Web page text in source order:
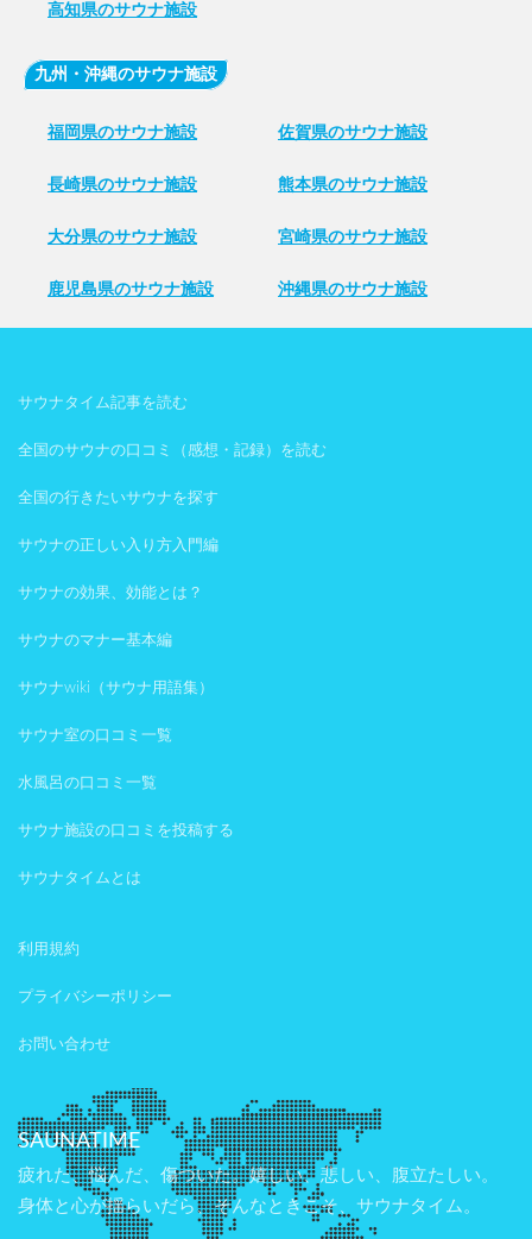
高知県のサウナ施設
九州・沖縄のサウナ施設
福岡県のサウナ施設 佐賀県のサウナ施設
長崎県のサウナ施設 熊本県のサウナ施設
大分県のサウナ施設 宮崎県のサウナ施設
鹿児島県のサウナ施設 沖縄県のサウナ施設
サウナタイム記事を読む
全国のサウナの口コミ（感想・記録）を読む
全国の行きたいサウナを探す
サウナの正しい入り方入門編
サウナの効果、効能とは？
サウナのマナー基本編
サウナwiki（サウナ用語集）
サウナ室の口コミ一覧
水風呂の口コミ一覧
サウナ施設の口コミを投稿する
サウナタイムとは
利用規約
プライバシーポリシー
お問い合わせ
SAUNATIME
疲れた、悩んだ、傷ついた。嬉しい、悲しい、腹立たしい。
身体と心が揺らいだら、そんなときこそ、サウナタイム。